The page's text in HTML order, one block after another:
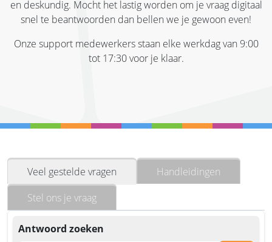
en deskundig. Mocht het lastig worden om je vraag digitaal
snel te beantwoorden dan bellen we je gewoon even!
Onze support medewerkers staan elke werkdag van 9:00
tot 17:30 voor je klaar.
Veel gestelde vragen
Handleidingen
Stel ons je vraag
Antwoord zoeken